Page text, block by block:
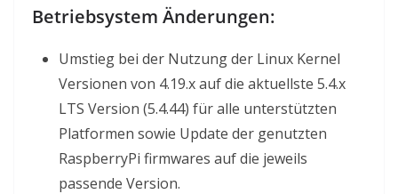
Betriebsystem Änderungen:
Umstieg bei der Nutzung der Linux Kernel
Versionen von 4.19.x auf die aktuellste 5.4.x
LTS Version (5.4.44) für alle unterstützten
Platformen sowie Update der genutzten
RaspberryPi firmwares auf die jeweils
passende Version.